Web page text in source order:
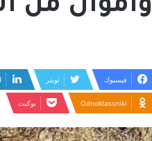
وأموال من
فيسبوك تويتر
Odnoklassniki بوكيت